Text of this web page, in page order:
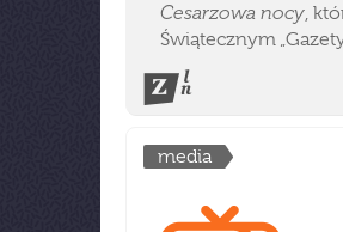
Cesarzowa nocy,
Świątecznym
media